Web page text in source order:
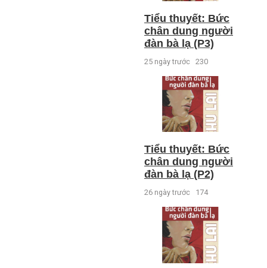
Tiểu thuyết: Bức
chân dung người
đàn bà lạ (P3)
25 ngày trước 230
Tiểu thuyết: Bức
chân dung người
đàn bà lạ (P2)
26 ngày trước 174